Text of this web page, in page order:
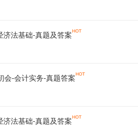
济法基础-真题及答案
会-会计实务-真题答案
济法基础-真题及答案